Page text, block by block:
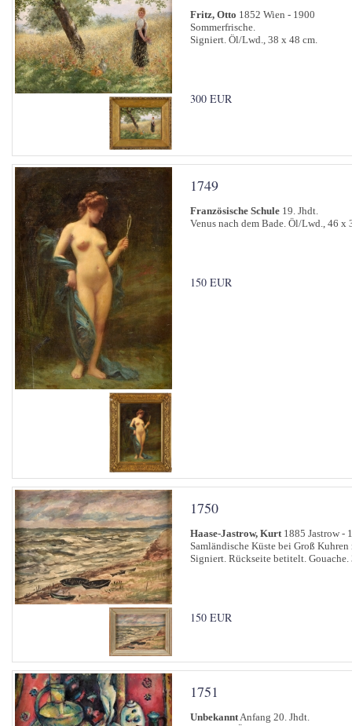
Fritz, Otto 1852 Wien - 1900
Sommerfrische.
Signiert. Öl/Lwd., 38 x 48 cm.
300 EUR
1749
Französische Schule 19. Jhdt.
Venus nach dem Bade. Öl/Lwd., 46 x
150 EUR
1750
Haase-Jastrow, Kurt1885 Jastrow -
Samländische Küste bei Groß
Signiert. Rückseite betitelt. Gouache.
150 EUR
1751
UnbekanntAnfang 20. Jhdt.